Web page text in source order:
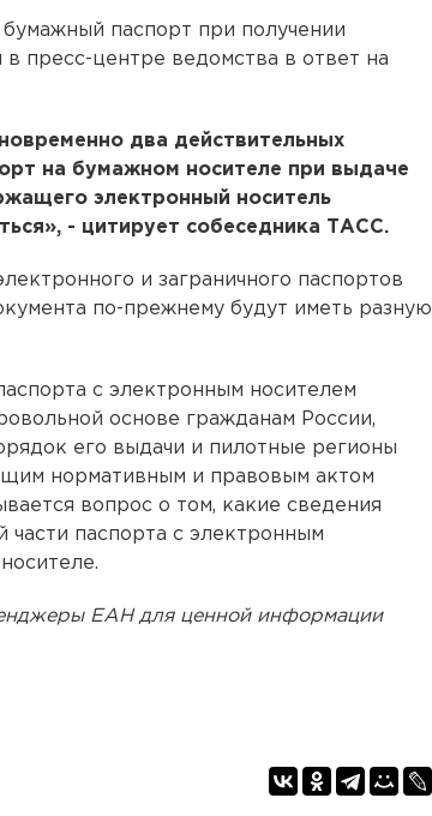
паспорт при получении
пресс-центре ведомства в ответ на
два действительных
на бумажном носителе при выдаче
электронный носитель
- цитирует собеседника ТАСС.
и заграничного паспортов
по-прежнему будут иметь разную
с электронным носителем
основе гражданам России,
его выдачи и пилотные регионы
нормативным и правовым актом
вопрос о том, какие сведения
части паспорта с электронным
ЕАН для ценной информации